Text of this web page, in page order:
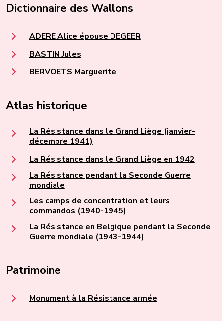
Dictionnaire des Wallons
ADERE Alice épouse DEGEER
BASTIN Jules
BERVOETS Marguerite
Atlas historique
La Résistance dans le Grand Liège (janvier-
décembre 1941)
La Résistance dans le Grand Liège en 1942
La Résistance pendant la Seconde Guerre
mondiale
Les camps de concentration et leurs
commandos (1940-1945)
La Résistance en Belgique pendant la Seconde
Guerre mondiale (1943-1944)
Patrimoine
Monument à la Résistance armée